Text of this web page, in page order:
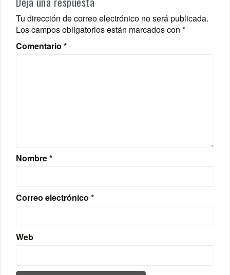
Tu dirección de correo electrónico no será publicada.
Los campos obligatorios están marcados con *
Comentario *
Nombre*
Correo electrónico *
Web